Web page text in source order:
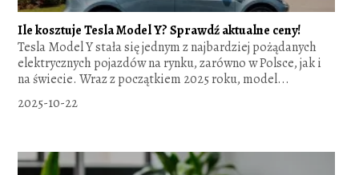
Ile kosztuje Tesla Model Y? Sprawdź aktualne ceny!
Tesla Model Y stała się jednym z najbardziej pożądanych
elektrycznych pojazdów na rynku, zarówno w Polsce, jak i
na świecie. Wraz z początkiem 2025 roku, model...
2025-10-22